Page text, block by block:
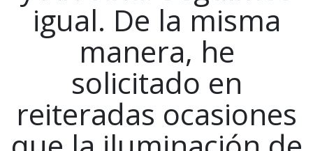
igual. De la misma
manera, he
solicitado en
reiteradas ocasiones